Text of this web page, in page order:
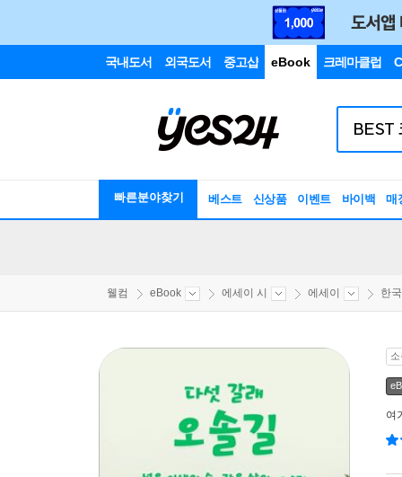
국내도서 외국도서 중고샵 eBook 크레마클럽
빠른분야찾기 베스트 신상품 이벤트 바이백 매
웰컴 eBook 에세이 시 에세이 한
여